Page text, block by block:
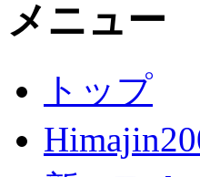
メニュー
トップ